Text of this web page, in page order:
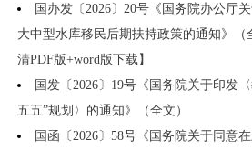
国办发〔2026〕20号《国务院办公厅
大中型水库移民后期扶持政策的通知》（
清PDF版+word版下载】
国发〔2026〕19号《国务院关于印发
五五”规划〉的通知》（全文）
国函〔2026〕58号《国务院关于同意